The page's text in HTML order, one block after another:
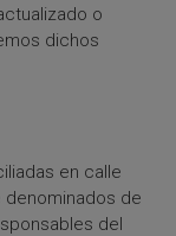
o
dichos
en calle
denominados de
del